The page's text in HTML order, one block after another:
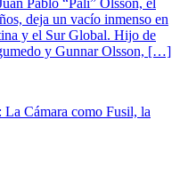
Pablo “Pali” Olsson, el
deja un vacío inmenso en
y el Sur Global. Hijo de
y Gunnar Olsson, […]
Cámara como Fusil, la